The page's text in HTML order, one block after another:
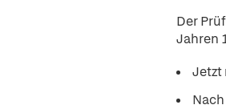
Der
Jahren
Jetzt